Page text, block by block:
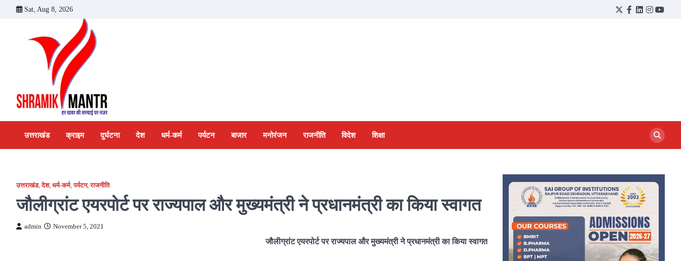
Sat, Aug 8, 2026
Twitter
Facebook
LinkedIn
Instagram
उत्तराखंड क्राइम दुर्घटना देश धर्म-कर्म पर्यटन बाजार मनोरंजन राजनीति विदेश शिक्षा
उत्तराखंड,देश, धर्म-कर्म,पर्यटन,राजनीति
जौलीग्रांट एयरपोर्ट पर राज्यपाल और मुख्यमंत्री ने प्रधानमंत्री का किया स्वागत
admin November 5, 2021
जौलीग्रांट एयरपोर्ट पर राज्यपाल और मुख्यमंत्री ने प्रधानमंत्री का किया स्वागत